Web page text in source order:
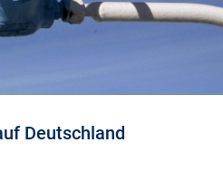
Deutschland